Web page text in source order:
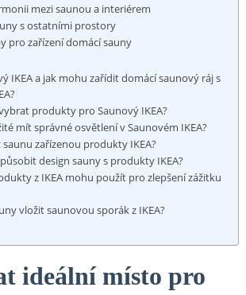
mezi ‍saunou a ‍interiérem
s ostatními ⁣prostory
pro zařízení ‌domácí sauny
IKEA a jak mohu zařídit domácí saunový ráj s
produkty pro Saunový IKEA?
‌mít správné osvětlení v Saunovém IKEA?
⁤saunu zařízenou produkty IKEA?
design sauny s produkty IKEA?
z⁤ IKEA mohu použít pro ‍zlepšení ⁣zážitku
vložit saunovou sporák z IKEA?
ideální ⁣místo pro